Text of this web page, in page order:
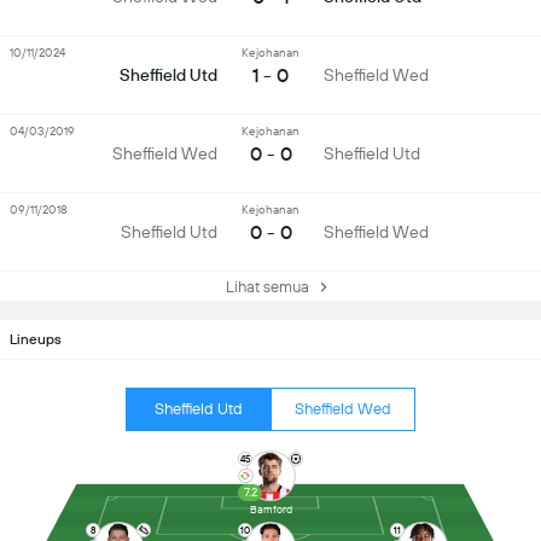
Lineups
Sheffield Utd Sheffield Wed
8 10 11
45
7.2
Bamford
Sheffield Utd
Kejohanan
1 - 0 Sheffield Wed
10/11/2024
Sheffield Wed
Kejohanan
0 - 0 Sheffield Utd
04/03/2019
Sheffield Utd
Kejohanan
0 - 0 Sheffield Wed
09/11/2018
Lihat semua